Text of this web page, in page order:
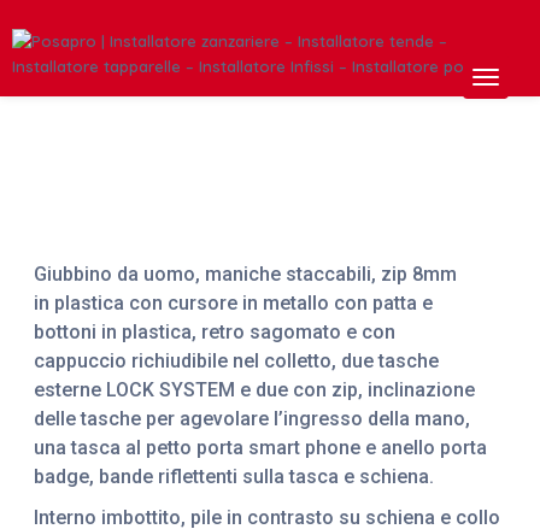
Giubbino da uomo, maniche staccabili, zip 8mm
in plastica con cursore in metallo con patta e
bottoni in plastica, retro sagomato e con
cappuccio richiudibile nel colletto, due tasche
esterne LOCK SYSTEM e due con zip, inclinazione
delle tasche per agevolare l’ingresso della mano,
una tasca al petto porta smart phone e anello porta
badge, bande riflettenti sulla tasca e schiena.
Interno imbottito, pile in contrasto su schiena e collo